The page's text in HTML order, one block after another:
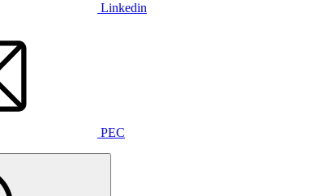
Linkedin
PEC